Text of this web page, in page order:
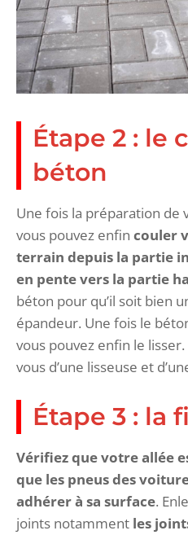
Étape 2 : le
béton
Une fois la préparation de
vous pouvez enfin couler
terrain depuis la partie
en pente vers la partie
béton pour qu’il soit bien
épandeur. Une fois le
vous pouvez enfin le
vous d’une lisseuse et
Étape 3 : la
Vérifiez que votre allée
que les pneus des
adhérer à sa surface.
joints notamment les